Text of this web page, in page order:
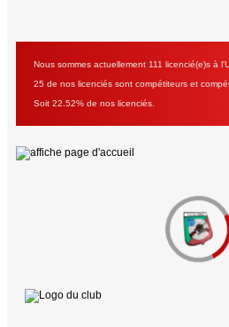
Nous sommes actuellement 111 licencié(e)s à
25 de nos licenciés sont compétiteurs et
Soit 22.52% de nos licenciés.